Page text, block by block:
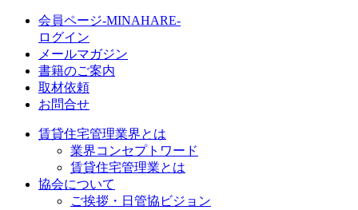
会員ページ-MINAHARE-
ログイン
メールマガジン
書籍のご案内
取材依頼
お問合せ
賃貸住宅管理業界とは
業界コンセプトワード
賃貸住宅管理業とは
協会について
ご挨拶・日管協ビジョン